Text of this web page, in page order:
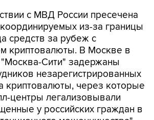
с МВД России пресечена
из-за границы
средств за рубеж с
криптовалюты. В Москве в
Сити" задержаны
незарегистрированных
криптовалюты, через которые
центры легализовывали
у российских граждан в